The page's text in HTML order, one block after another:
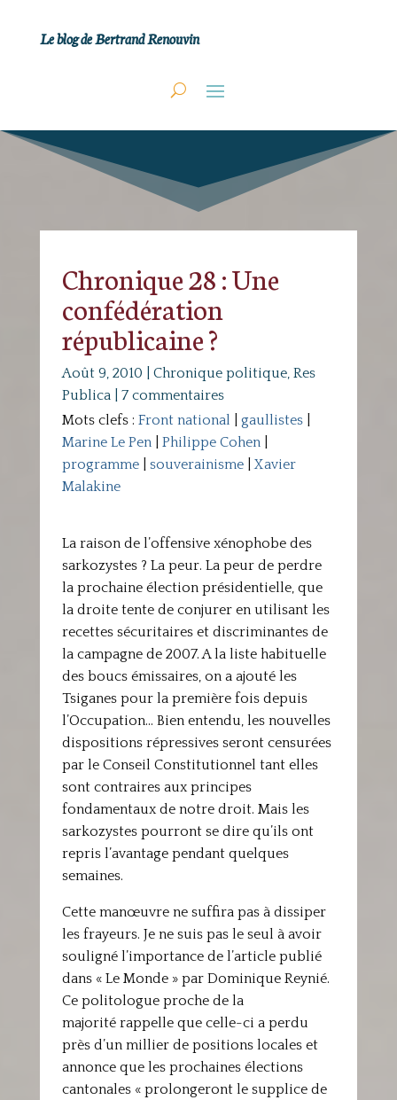
Le blog de Bertrand Renouvin
Chronique 28 : Une
confédération
républicaine ?
Août 9, 2010 Chronique politique, Res
Publica| 7 commentaires
Mots clefs : Front national gaullistes|
Marine Le Pen| Philippe Cohen|
programme| souverainisme|Xavier
Malakine
La raison de l’offensive xénophobe des
sarkozystes ? La peur. La peur de perdre
la prochaine élection présidentielle, que
la droite tente de conjurer en utilisant les
recettes sécuritaires et discriminantes de
la campagne de 2007. A la liste habituelle
des boucs émissaires, on a ajouté les
Tsiganes pour la première fois depuis
l’Occupation… Bien entendu, les nouvelles
dispositions répressives seront censurées
par le Conseil Constitutionnel tant elles
sont contraires aux principes
fondamentaux de notre droit. Mais les
sarkozystes pourront se dire qu’ils ont
repris l’avantage pendant quelques
semaines.
Cette manœuvre ne suffira pas à dissiper
les frayeurs. Je ne suis pas le seul à avoir
souligné l’importance de l’article publié
dans « Le Monde » par Dominique Reynié.
Ce politologue proche de la
majorité rappelle que celle-ci a perdu
près d’un millier de positions locales et
annonce que les prochaines élections
cantonales « prolongeront le supplice de